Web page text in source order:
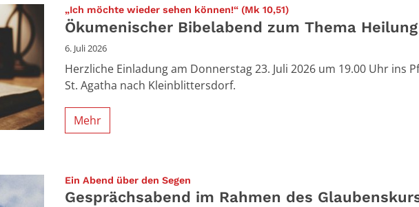
„Ich möchte wieder sehen können!“ (Mk 10,51):
Ökumenischer Bibelabend zum Thema Heilung
6. Juli 2026
Herzliche Einladung am Donnerstag 23. Juli 2026 um 19.00 Uhr ins
St. Agatha nach Kleinblittersdorf.
Mehr
Ein Abend über den Segen
Gesprächsabend im Rahmen des